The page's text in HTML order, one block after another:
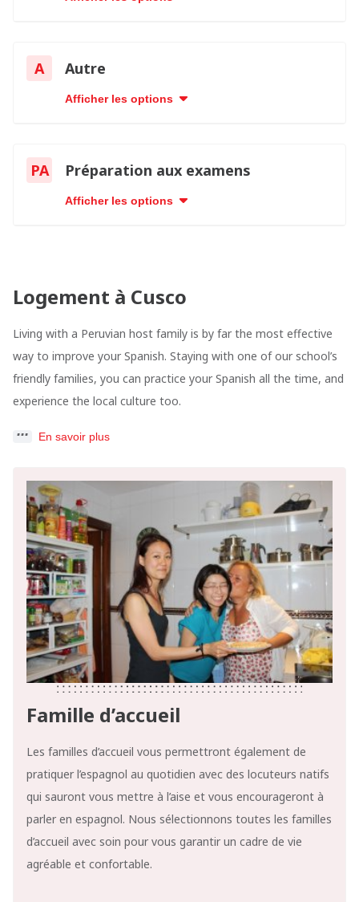
A Autre
Afficher les options
PA Préparation aux examens
Afficher les options
Logement à Cusco
Living with a Peruvian host family is by far the most effective
way to improve your Spanish. Staying with one of our school’s
friendly families, you can practice your Spanish all the time, and
experience the local culture too.
En savoir plus
Famille d’accueil
Les familles d’accueil vous permettront également de
pratiquer l’espagnol au quotidien avec des locuteurs natifs
qui sauront vous mettre à l’aise et vous encourageront à
parler en espagnol. Nous sélectionnons toutes les familles
d’accueil avec soin pour vous garantir un cadre de vie
agréable et confortable.